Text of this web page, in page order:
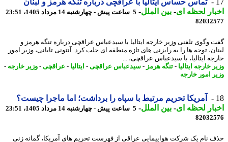
لحظه ای- بین الملل-5 ساعت پیش - چهارشنبه 14 مرداد 1405، 23:51
وگوی تلفنی وزیر خارجه ایتالیا با سیدعباس عراقچی درباره تنگه هرمز و
توجه ها را به رایزنی های تازه منطقه ای جلب کرد. آنتونی تایانی، وزیر امور
ایتالیا، با سیدعباس عراقچی، ...
خارجه ایتالیا -تنگه هرمز- سیدعباس عراقچی-ایتالیا -عراقچی-وزیر خارجه-
امور خارجه
آمریکا تحریم مرتبط با سپاه را برداشت؛ اما ماجرا چیست؟
لحظه ای- بین الملل-5 ساعت پیش - چهارشنبه 14 مرداد 1405، 23:51
نام یک شرکت هواپیمایی عراقی از فهرست تحریم های آمریکا، گمانه زنی